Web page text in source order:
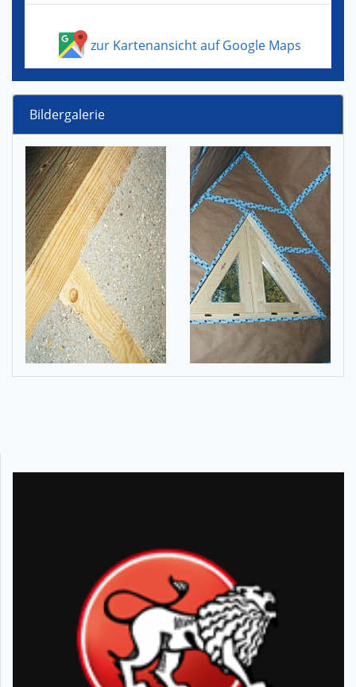
zur Kartenansicht auf Google Maps
Bildergalerie